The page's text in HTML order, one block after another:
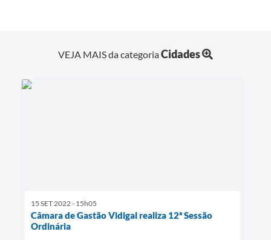
VEJA MAIS da categoriaCidades
15 SET 2022 - 15h05
Câmara de Gastão Vidigal realiza 12ª Sessão
Ordinária